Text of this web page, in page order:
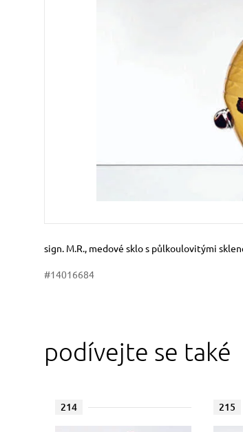
Rozměry
Stručný popis předmětu
sign. M.R., medové sklo s půlkoulovitými
#14016684
podívejte se také
214 215